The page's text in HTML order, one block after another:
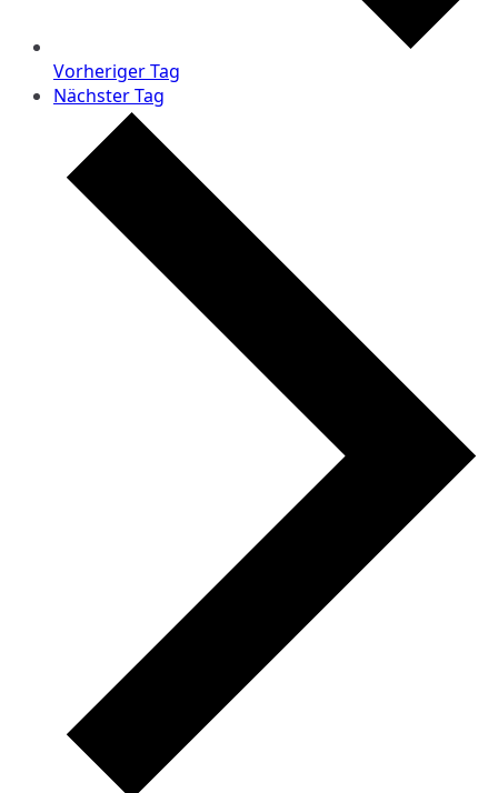
Vorheriger Tag
Nächster Tag